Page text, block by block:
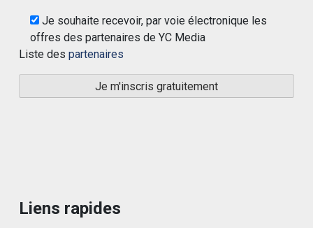
Je souhaite recevoir, par voie électronique les
offres des partenaires de YC Media
Liste des partenaires
Liens rapides